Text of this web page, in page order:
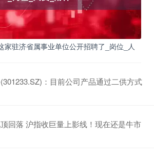
家驻济省属事业单位公开招聘了_岗位_人
：目前公司产品通过二供方式
回落 沪指收巨量上影线！现在还是牛市